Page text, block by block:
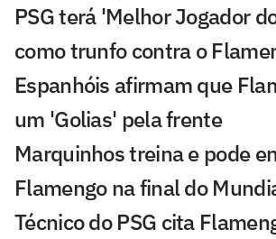
PSG terá 'Melhor Jogador
como trunfo contra o
Espanhóis afirmam que
um 'Golias' pela frente
Marquinhos treina e pode
Flamengo na final do
Técnico do PSG cita